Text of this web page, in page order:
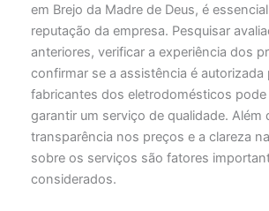
em Brejo da Madre de Deus, é
reputação da empresa. Pesquisar
anteriores, verificar a experiência dos
confirmar se a assistência é autorizada
fabricantes dos eletrodomésticos pode
garantir um serviço de qualidade. Além
transparência nos preços e a clareza
sobre os serviços são fatores
considerados.